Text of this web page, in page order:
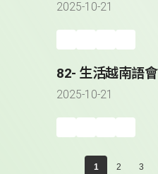
2025-10-21
82- 生活越南語
2025-10-21
1 2 3